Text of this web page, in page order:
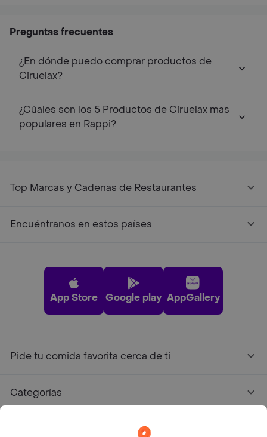
Preguntas frecuentes
¿En dónde puedo comprar productos de
Ciruelax?
¿Cúales son los 5 Productos de Ciruelax mas
populares en Rappi?
Top Marcas y Cadenas de Restaurantes
Encuéntranos en estos países
App Store Google play AppGallery
Pide tu comida favorita cerca de ti
Categorías